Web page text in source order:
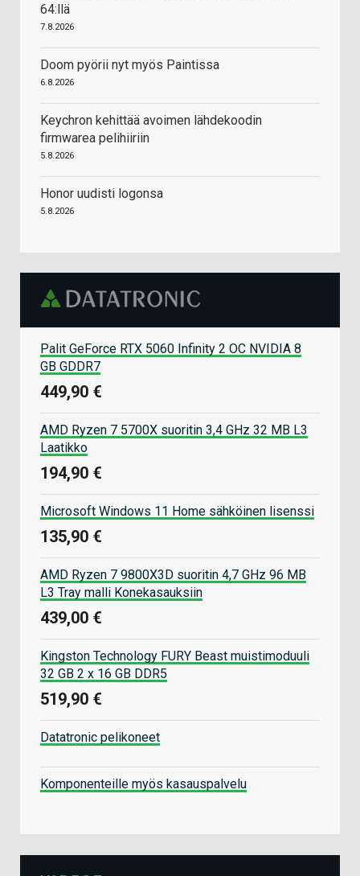
64:llä
7.8.2026
Doom pyörii nyt myös Paintissa
6.8.2026
Keychron kehittää avoimen lähdekoodin
firmwarea pelihiiriin
5.8.2026
Honor uudisti logonsa
5.8.2026
Palit GeForce RTX 5060 Infinity 2 OC NVIDIA 8
GB GDDR7
449,90 €
AMD Ryzen 7 5700X suoritin 3,4 GHz 32 MB L3
Laatikko
194,90 €
Microsoft Windows 11 Home sähköinen lisenssi
135,90 €
AMD Ryzen 7 9800X3D suoritin 4,7 GHz 96 MB
L3 Tray malli Konekasauksiin
439,00 €
Kingston Technology FURY Beast muistimoduuli
32 GB 2 x 16 GB DDR5
519,90 €
Datatronic pelikoneet
Komponenteille myös kasauspalvelu